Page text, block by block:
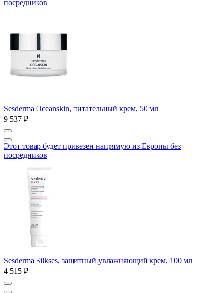
посредников
Sesderma Oceanskin, питательный крем, 50 мл
9 537 ₽
Этот товар будет привезен напрямую из Европы без
посредников
Sesderma Silkses, защитный увлажняющий крем, 100 мл
4 515 ₽